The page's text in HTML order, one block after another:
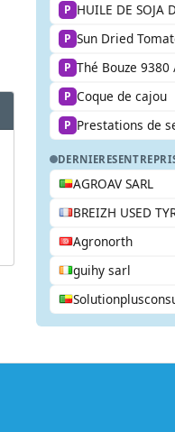
P HUILE DE SOJA
P Sun Dried
P Thé Bouze
P Coque de cajou
P Prestations de
DERNIERES
AGROAV SARL
BREIZH USED
Agronorth
guihy sarl